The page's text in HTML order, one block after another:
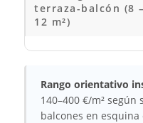
terraza-balcón (8 –
12 m²)
Rango orientativo
140–400 €/m² según
balcones en esquina